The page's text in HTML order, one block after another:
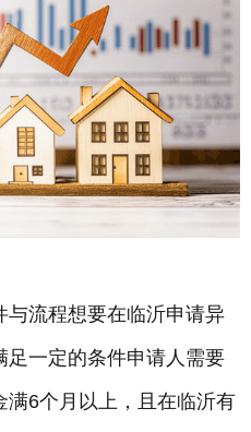
与流程想要在临沂申请异
足一定的条件申请人需要
6个月以上，且在临沂有